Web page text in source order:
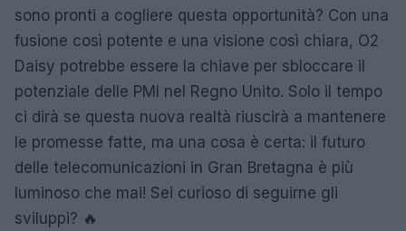
sono pronti a cogliere questa opportunità? Con una
fusione così potente e una visione così chiara, O2
Daisy potrebbe essere la chiave per sbloccare il
potenziale delle PMI nel Regno Unito. Solo il tempo
ci dirà se questa nuova realtà riuscirà a mantenere
le promesse fatte, ma una cosa è certa: il futuro
delle telecomunicazioni in Gran Bretagna è più
luminoso che mai! Sei curioso di seguirne gli
sviluppi? 🔥